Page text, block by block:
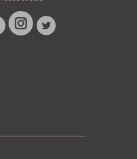
FACEBOOK
INSTAGRAM
TWITTER